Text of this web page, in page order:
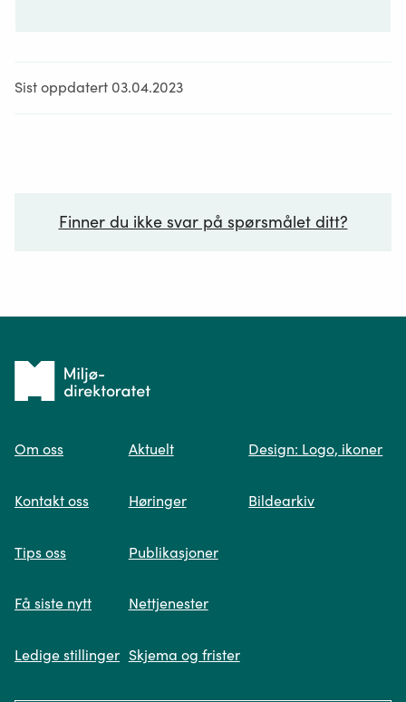
Sist oppdatert 03.04.2023
Finner du ikke svar på spørsmålet ditt?
Spør oss
søk og viser deg vår mest relevante
Fikk du ikke svar på spørsmålet ditt?
Tilbake
forsiden
Om oss
Kontakt oss
Tips oss
Få siste nytt
Ledige stillinger
Aktuelt
Høringer
Publikasjoner
Nettjenester
Skjema og frister
Design: Logo, ikoner
Bildearkiv